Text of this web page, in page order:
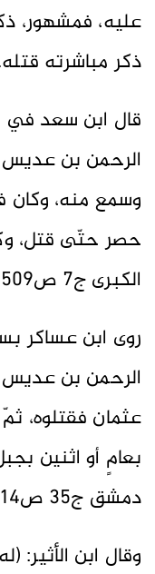
عليه، فمشهور،
ذكر مباشرته
قال ابن سعد في
الرحمن بن
وسمع منه،
حصر حتّى قتل،
الكبرى ج7 ص509].
روى ابن عساكر
الرحمن بن عديس
عثمان فقتلوه،
بعامٍ أو اثنين
دمشق ج35 ص114].
وقال ابن